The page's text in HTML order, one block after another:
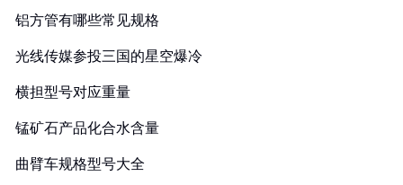
铝方管有哪些常见规格
光线传媒参投三国的星空爆冷
横担型号对应重量
锰矿石产品化合水含量
曲臂车规格型号大全